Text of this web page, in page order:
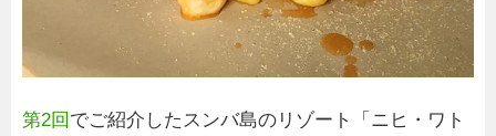
第2回 でご紹介したスンバ島のリゾート「ニヒ・ワト